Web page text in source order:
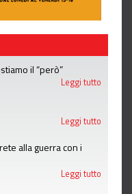
il “però”
Leggi tutto
Leggi tutto
alla guerra con i
Leggi tutto